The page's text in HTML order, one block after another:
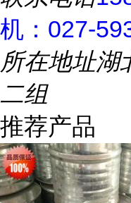
机：027-
所在地址湖
二组
推荐产品